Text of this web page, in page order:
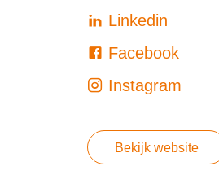
Linkedin
Facebook
Instagram
Bekijk website